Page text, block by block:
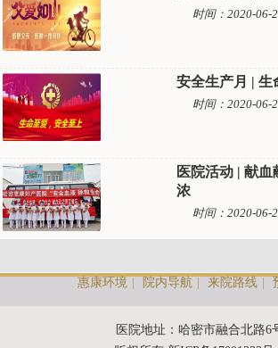
时间：2020-06-
安全生产月 | 生
时间：2020-06-
医院活动 | 献
浓
时间：2020-06-
惠康环境 | 院内导航 | 来院路线 |
医院地址：哈密市融合北路6